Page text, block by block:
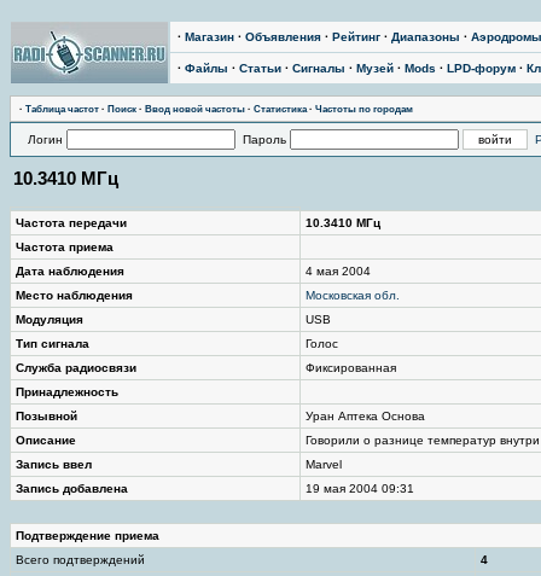
· Магазин · Объявления · Рейтинг · Диапазоны · Аэродромы
· Файлы · Статьи · Сигналы · Музей · Mods · LPD-форум ·
· Таблица частот · Поиск · Ввод новой частоты · Статистика· Частоты по городам
Логин Пароль
10.3410 МГц
Частота передачи
10.3410 МГц
Частота приема
Дата наблюдения
4 мая 2004
Место наблюдения
Московская обл.
Модуляция
USB
Тип сигнала
Голос
Служба радиосвязи
Фиксированная
Принадлежность
Позывной
Уран Аптека Основа
Описание
Говорили о разнице температур
Запись ввел
Marvel
Запись добавлена
19 мая 2004 09:31
Подтверждение приема
Всего подтверждений
4